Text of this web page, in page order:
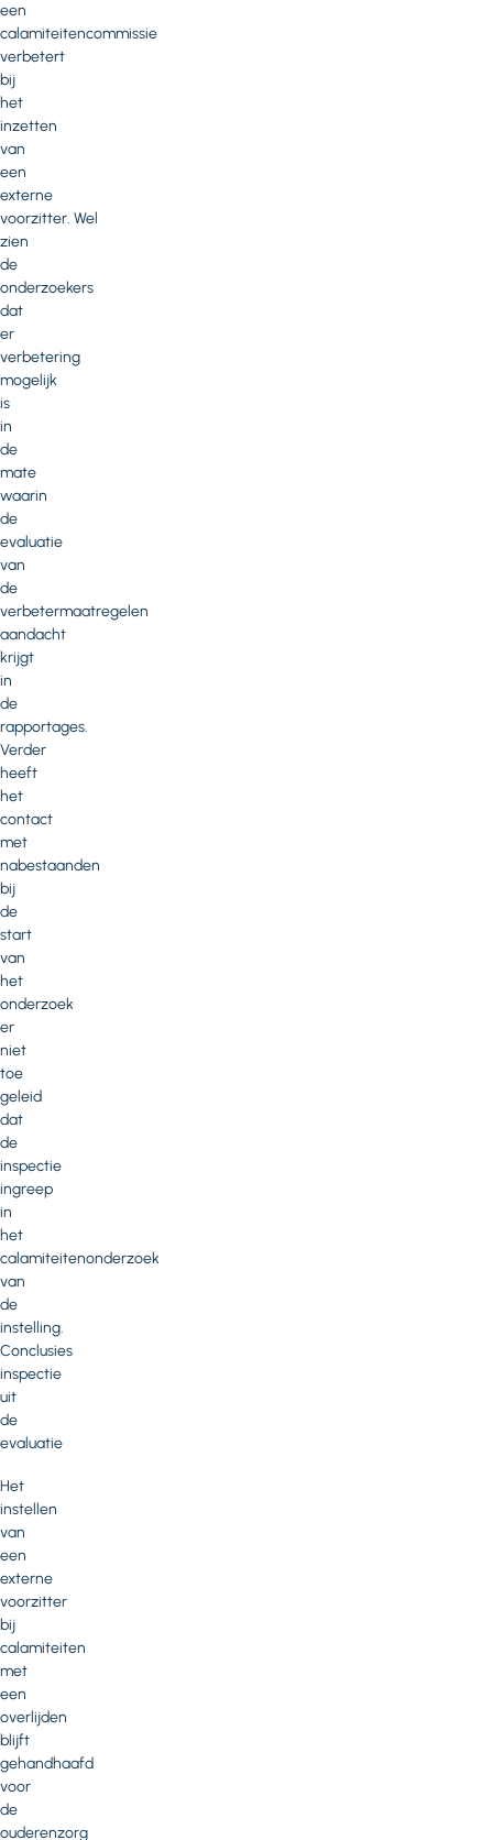
een
calamiteitencommissie
verbetert
bij
het
inzetten
van
een
externe
voorzitter. Wel
zien
de
onderzoekers
dat
er
verbetering
mogelijk
is
in
de
mate
waarin
de
evaluatie
van
de
verbetermaatregelen
aandacht
krijgt
in
de
rapportages.
Verder
heeft
het
contact
met
nabestaanden
bij
de
start
van
het
onderzoek
er
niet
toe
geleid
dat
de
inspectie
ingreep
in
het
calamiteitenonderzoek
van
de
instelling.
Conclusies
inspectie
uit
de
evaluatie
Het
instellen
van
een
externe
voorzitter
bij
calamiteiten
met
een
overlijden
blijft
gehandhaafd
voor
de
ouderenzorg